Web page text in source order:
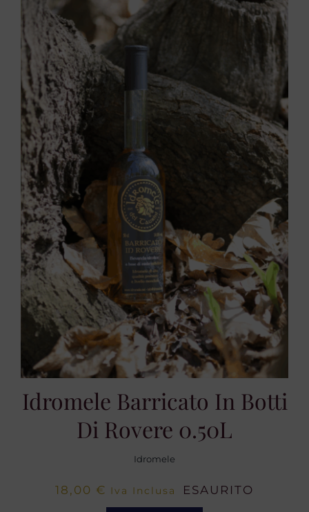
Idromele Barricato In Botti
Di Rovere 0.50L
Idromele
18,00 € Iva Inclusa ESAURITO